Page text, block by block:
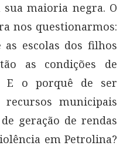
maioria negra. O
nos questionarmos:
as escolas dos filhos
as condições de
E o porquê de ser
municipais
geração de rendas
em Petrolina?